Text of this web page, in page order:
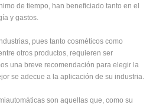
de tiempo, han beneficiado tanto en el
y gastos.
pues tanto cosméticos como
otros productos, requieren ser
una breve recomendación para elegir la
se adecue a la aplicación de su industria.
son aquellas que, como su